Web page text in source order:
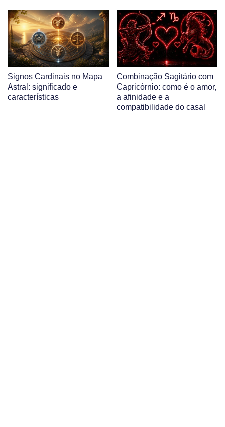
Signos Cardinais no Mapa
Astral: significado e
características
Combinação Sagitário com
Capricórnio: como é o amor,
a afinidade e a
compatibilidade do casal